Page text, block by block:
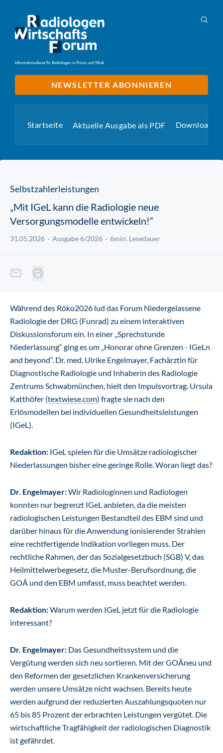
NEWSLETTER ABONNIEREN
Startseite Aktuelle Ausgabe als PDF Downloads
Selbstzahlerleistungen
„Mit IGeL kann die Radiologie neue
Versorgungsmodelle entwickeln!“
31.05.2026 Ausgabe 6/2026 6min. Lesedauer
Während des Röko2026 lud das Forum Niedergelassene
Radiologie der DRG (Funrad) zu einem interaktiven
Diskussionsforum ein. In einer „Sprechstunde
Niederlassung“ ging es um „Honorar ohne Grenzen - IGeLn
and beyond“. Dr. med. Ulrike Engelmayer, Fachärztin für
Diagnostische Radiologie und Inhaberin des Radiologie
Zentrums Schwabmünchen, hielt den Impulsvortrag. Ursula
Katthöfer (textwiese.com) fragte sie nach den
Erlösmodellen bei individuellen Gesundheitsleistungen
(IGeL).
Redaktion: IGeL spielen für die Umsätze radiologischer
Niederlassungen bisher eine geringe Rolle. Woran liegt das?
Dr. Engelmayer:Wir Radiologinnen und Radiologen
konnten nur begrenzt IGeL anbieten, da die meisten
radiologischen Leistungen Bestandteil des EBM sind und
darüber hinaus für die Anwendung ionisierender Strahlen
eine rechtfertigende Indikation vorliegen muss. Der
rechtliche Rahmen, der das Sozialgesetzbuch (SGB) V, das
Heilmittelwerbegesetz, die Muster-Berufsordnung, die
GOÄ und den EBM umfasst, muss beachtet werden.
Redaktion:Warum werden IGeL jetzt für die Radiologie
interessant?
Dr. Engelmayer: Das Gesundheitssystem und die
Vergütung werden sich neu sortieren. Mit der GOÄneu und
den Reformen der gesetzlichen Krankenversicherung
werden unsere Umsätze nicht wachsen. Bereits heute
werden aufgrund der reduzierten Auszahlungsquoten nur
65 bis 85 Prozent der erbrachten Leistungen vergütet. Die
wirtschaftliche Tragfähigkeit der radiologischen Diagnostik
ist gefährdet.